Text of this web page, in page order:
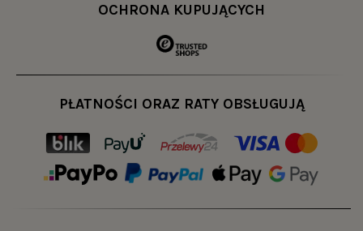
OCHRONA KUPUJĄCYCH
PŁATNOŚCI ORAZ RATY OBSŁUGUJĄ